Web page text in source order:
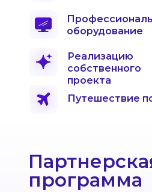
Путешествие
Реализацию
собственного
проекта
оборудование
программа